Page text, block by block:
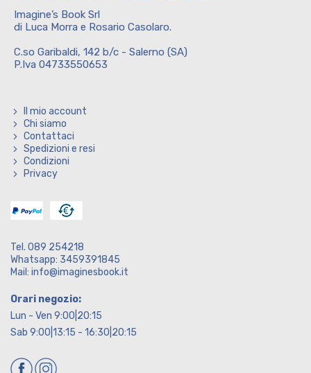
Imagine’s Book Srl
di Luca Morra e Rosario Casolaro.
C.so Garibaldi, 142 b/c - Salerno (SA)
P.Iva 04733550653
Il mio account
Chi siamo
Contattaci
Spedizioni e resi
Condizioni
Privacy
Tel. 089 254218
Whatsapp: 3459391845
Mail: info@imaginesbook.it
Orari negozio:
Lun - Ven 9:00|20:15
Sab 9:00|13:15 - 16:30|20:15